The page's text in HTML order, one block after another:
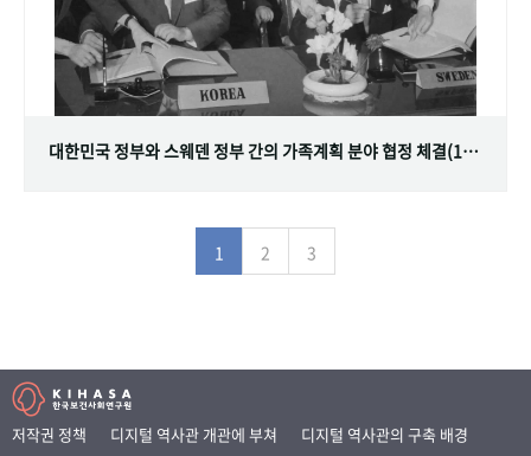
대한민국 정부와 스웨덴 정부 간의 가족계획 분야 협정 체결(1968.07.12)
1 2 3
저작권 정책 디지털 역사관 개관에 부쳐
디지털 역사관의 구축 배경